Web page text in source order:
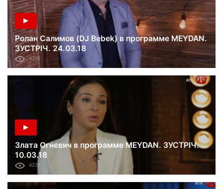
Ролан Салимов (DJ Bebek) в программе MEYDAN.
ЗУСТРІЧ. 24.03.18
4710
Злата Огневич в программе MEYDAN. ЗУСТРІЧ.
10.03.18
4231